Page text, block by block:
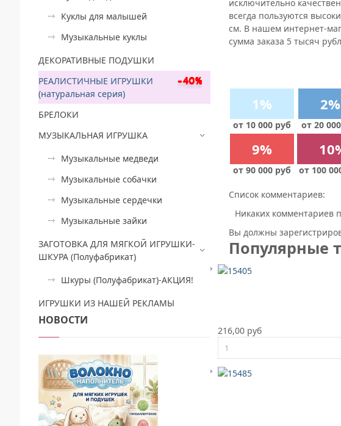
исключительно
всегда пользуются
см. В нашем интернет-
сумма заказа 5 тысяч
1%
от 10 000 руб
2%
от 20
9%
от 90 000 руб от 100
Список комментариев:
Никаких комментариев
Вы должны
Популярные
216,00 руб
Куклы для малышей
Музыкальные куклы
ДЕКОРАТИВНЫЕ ПОДУШКИ
РЕАЛИСТИЧНЫЕ ИГРУШКИ
(натуральная серия)
БРЕЛОКИ
МУЗЫКАЛЬНАЯ ИГРУШКА
Музыкальные медведи
Музыкальные собачки
Музыкальные сердечки
Музыкальные зайки
ЗАГОТОВКА ДЛЯ МЯГКОЙ ИГРУШКИ-
ШКУРА (Полуфабрикат)
Шкуры (Полуфабрикат)-АКЦИЯ!
ИГРУШКИ ИЗ НАШЕЙ РЕКЛАМЫ
НОВОСТИ